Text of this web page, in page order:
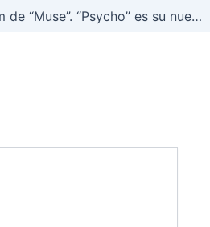
“Drones” se titulará el nuevo álbum de “Muse”. “Psycho” es su nueva canción. Escúchenla